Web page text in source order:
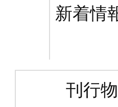
新着情
刊行物